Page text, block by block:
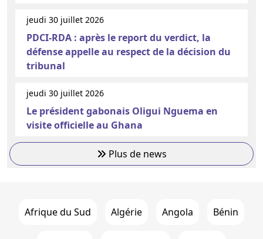
jeudi 30 juillet 2026
PDCI-RDA : après le report du verdict, la
défense appelle au respect de la décision du
tribunal
jeudi 30 juillet 2026
Le président gabonais Oligui Nguema en
visite officielle au Ghana
Plus de news
Afrique du Sud Algérie Angola Bénin